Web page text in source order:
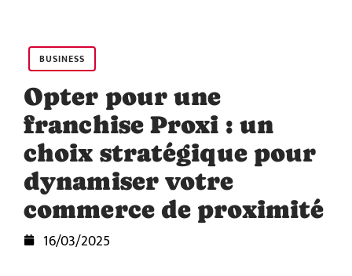
BUSINESS
Opter pour une
franchise Proxi : un
choix stratégique pour
dynamiser votre
commerce de proximité
16/03/2025